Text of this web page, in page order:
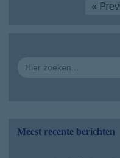
«
naar:
Meest recente berichten